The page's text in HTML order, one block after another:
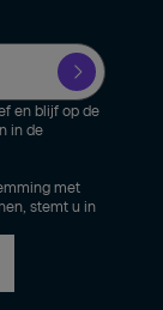
en blijf op de
in de
met
stemt u in